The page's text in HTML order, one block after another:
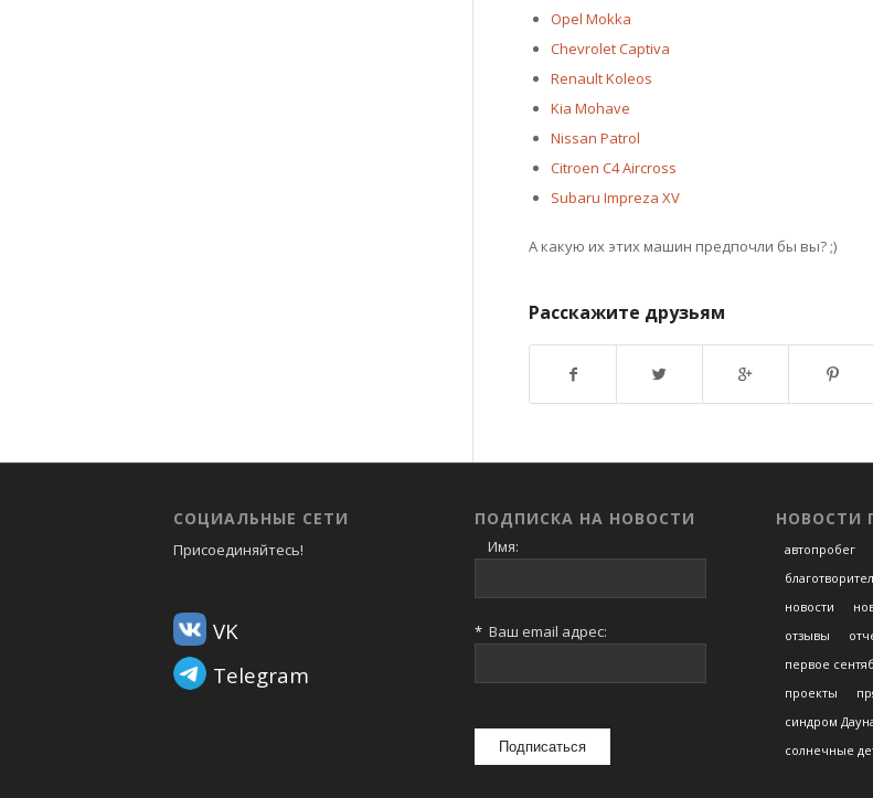
Opel Mokka
Chevrolet Captiva
Renault Koleos
Kia Mohave
Nissan Patrol
Citroen C4 Aircross
Subaru Impreza XV
А какую их этих машин предпочли бы вы? ;)
Расскажите друзьям
СОЦИАЛЬНЫЕ СЕТИ
Присоединяйтесь!
VK
Telegram
ПОДПИСКА НА НОВОСТИ
Имя:
*Ваш email адрес:
НОВОСТИ
автопробег
новости
отзывы
первое
проекты
синдром
солнечные